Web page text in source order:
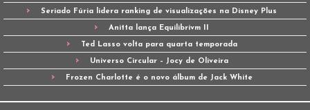
Seriado Fúria lidera ranking de visualizações na Disney Plus
Anitta lança Equilibrivm II
Ted Lasso volta para quarta temporada
Universo Circular – Jocy de Oliveira
Frozen Charlotte é o novo álbum de Jack White